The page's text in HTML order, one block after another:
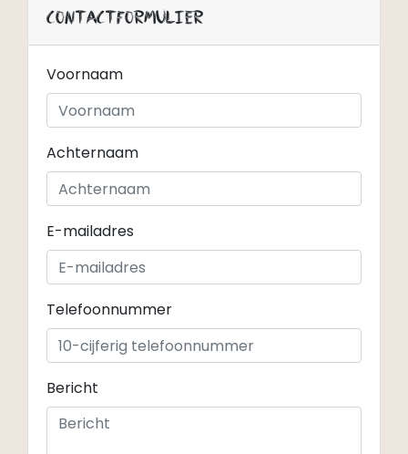
Contactformulier
Voornaam
Achternaam
E-mailadres
Telefoonnummer
Bericht